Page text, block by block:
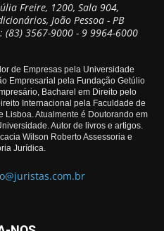
Freire, 1200, Sala 904,
João Pessoa - PB
(83) 3567-9000 - 9 9964-6000
de Empresas pela Universidade
Empresarial pela Fundação Getúlio
Bacharel em Direito pelo
Internacional pela Faculdade de
Lisboa. Atualmente é Doutorando em
Autor de livros e artigos.
Wilson Roberto Assessoria e
Jurídica.